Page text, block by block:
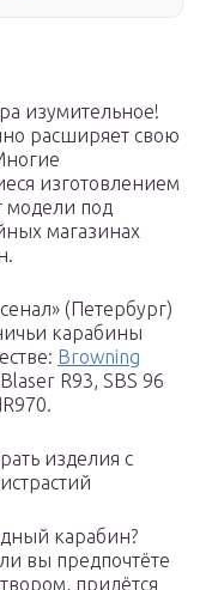
изумительное!
расширяет свою
изготовлением
модели под
магазинах
(Петербург)
карабины
Browning
R93, SBS 96
изделия с
карабин?
вы предпочтёте
придётся